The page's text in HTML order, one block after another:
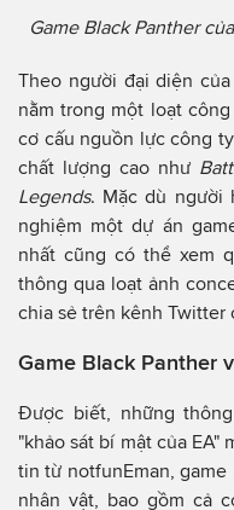
Game Black Panther
Theo người đại diện
nằm trong một loạt
cơ cấu nguồn lực công
chất lượng cao như
Legends. Mặc dù người
nghiệm một dự án
nhất cũng có thể xem
thông qua loạt ảnh
chia sẻ trên kênh Twitter
Game Black Panther
Được biết, những
"khảo sát bí mật của EA"
tin từ notfunEman, game
nhân vật, bao gồm cả